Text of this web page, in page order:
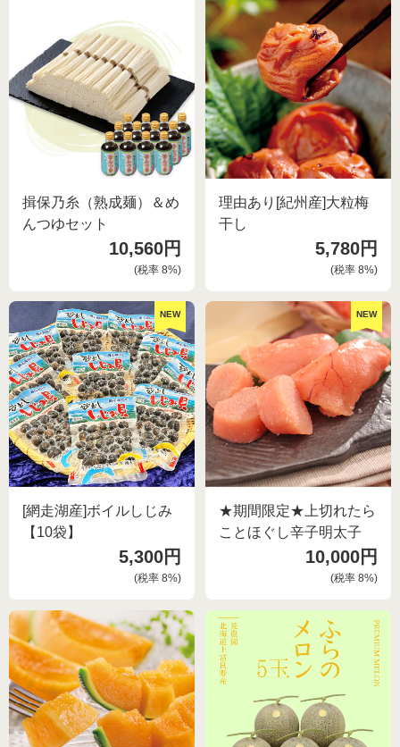
揖保乃糸（熟成麺）＆め
んつゆセット
10,560円
(税率8%)
理由あり[紀州産]大粒梅
干し
5,780円
(税率 8%)
NEW
[網走湖産]ボイルしじみ
【10袋】
5,300円
(税率8%)
NEW
★期間限定★上切れたら
ことほぐし辛子明太子
10,000円
(税率 8%)